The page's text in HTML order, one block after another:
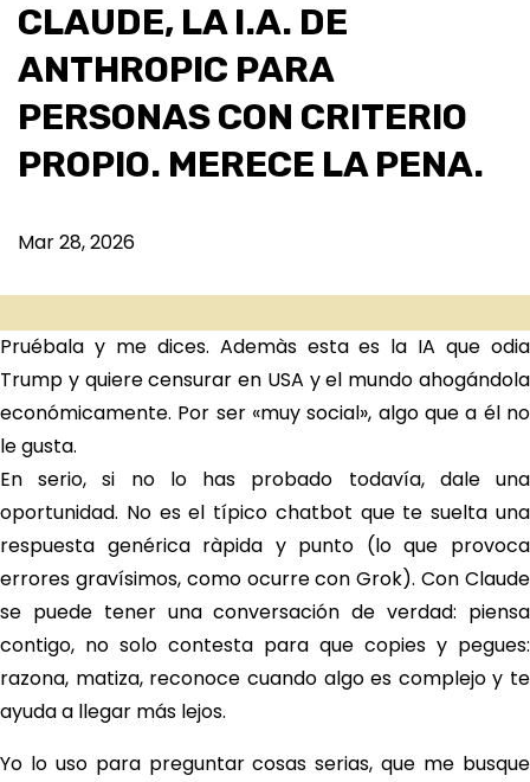
CLAUDE, LA I.A. DE
ANTHROPIC PARA
PERSONAS CON CRITERIO
PROPIO. MERECE LA PENA.
Mar 28, 2026
Pruébala y me dices. Ademàs esta es la IA que odia
Trump y quiere censurar en USA y el mundo ahogándola
económicamente. Por ser «muy social», algo que a él no
le gusta.
En serio, si no lo has probado todavía, dale una
oportunidad. No es el típico chatbot que te suelta una
respuesta genérica ràpida y punto (lo que provoca
errores gravísimos, como ocurre con Grok). Con Claude
se puede tener una conversación de verdad: piensa
contigo, no solo contesta para que copies y pegues:
razona, matiza, reconoce cuando algo es complejo y te
ayuda a llegar más lejos.
Yo lo uso para preguntar cosas serias, que me busque